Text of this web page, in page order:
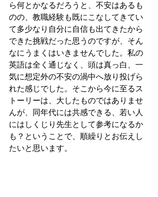
ら何とかなるだろうと、不安はあるも
のの、教職経験も既にこなしてきてい
て多少なり自分に自信も出てきたから
できた挑戦だった思うのですが、そん
なにうまくはいきませんでした。私の
英語は全く通じなく、頭は真っ白、一
気に想定外の不安の渦中へ放り投げら
れた感じでした。そこから今に至るス
トーリーは、大したものではありませ
んが、同年代には共感できる、若い人
にはしくじり先生として参考になるか
も？ということで、順繰りとお伝えし
たいと思います。